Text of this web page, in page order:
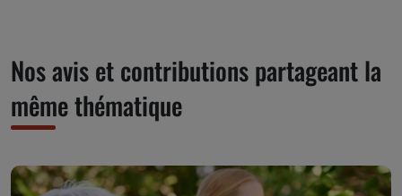
Nos avis et contributions partageant la
même thématique